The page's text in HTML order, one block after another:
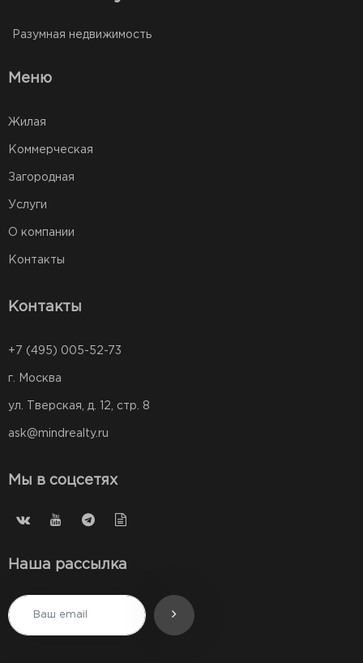
Разумная недвижимость
Меню
Жилая
Коммерческая
Загородная
Услуги
О компании
Контакты
Контакты
+7 (495) 005-52-73
г. Москва
ул. Тверская, д. 12, стр. 8
ask@mindrealty.ru
Мы в соцсетях
Наша рассылка